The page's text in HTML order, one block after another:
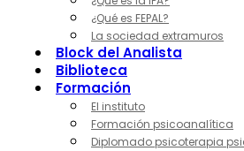
¿Qué es FEPAL?
La sociedad extramuros
Block del Analista
Biblioteca
Formación
El instituto
Formación psicoanalítica
Diplomado psicoterapia